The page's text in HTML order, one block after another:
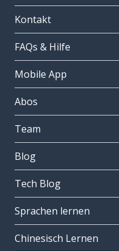
Kontakt
FAQs & Hilfe
Mobile App
Abos
Team
Blog
Tech Blog
Sprachen lernen
Chinesisch Lernen